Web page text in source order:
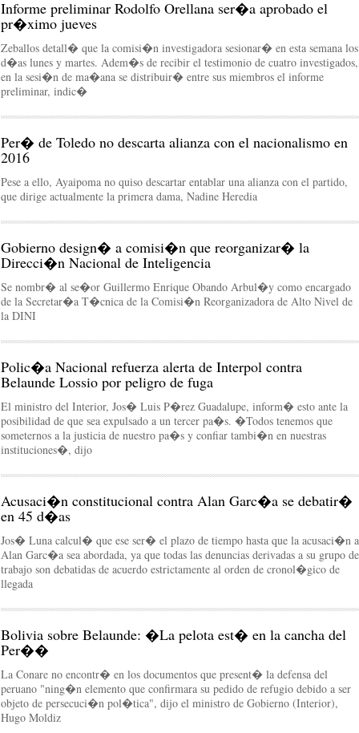
Informe preliminar Rodolfo Orellana ser�a aprobado el
pr�ximo jueves
Zeballos detall� que la comisi�n investigadora sesionar� en esta semana los
d�as lunes y martes. Adem�s de recibir el testimonio de cuatro investigados,
en la sesi�n de ma�ana se distribuir� entre sus miembros el informe
preliminar, indic�
Per� de Toledo no descarta alianza con el nacionalismo en
2016
Pese a ello, Ayaipoma no quiso descartar entablar una alianza con el partido,
que dirige actualmente la primera dama, Nadine Heredia
Gobierno design� a comisi�n que reorganizar� la
Direcci�n Nacional de Inteligencia
Se nombr� al se�or Guillermo Enrique Obando Arbul�y como encargado
de la Secretar�a T�cnica de la Comisi�n Reorganizadora de Alto Nivel de
la DINI
Polic�a Nacional refuerza alerta de Interpol contra
Belaunde Lossio por peligro de fuga
El ministro del Interior, Jos� Luis P�rez Guadalupe, inform� esto ante la
posibilidad de que sea expulsado a un tercer pa�s. �Todos tenemos que
someternos a la justicia de nuestro pa�s y confiar tambi�n en nuestras
instituciones�, dijo
Acusaci�n constitucional contra Alan Garc�a se debatir�
en 45 d�as
Jos� Luna calcul� que ese ser� el plazo de tiempo hasta que la acusaci�n a
Alan Garc�a sea abordada, ya que todas las denuncias derivadas a su grupo de
trabajo son debatidas de acuerdo estrictamente al orden de cronol�gico de
llegada
Bolivia sobre Belaunde: �La pelota est� en la cancha del
Per��
La Conare no encontr� en los documentos que present� la defensa del
peruano "ning�n elemento que confirmara su pedido de refugio debido a ser
objeto de persecuci�n pol�tica", dijo el ministro de Gobierno (Interior),
Hugo Moldiz